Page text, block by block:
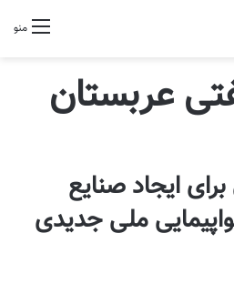
منو
عربستان
ایجاد صنایع
ملی جدیدی